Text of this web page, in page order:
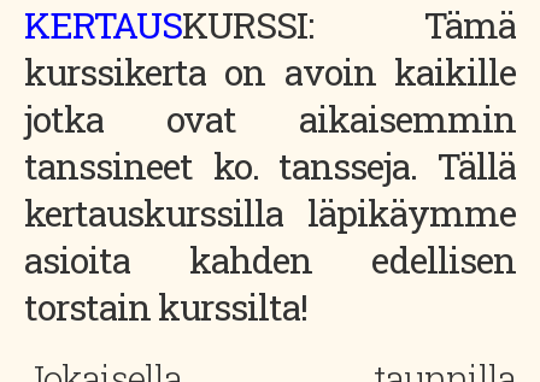
KERTAUSKURSSI: Tämä
kurssikerta on avoin kaikille
jotka ovat aikaisemmin
tanssineet ko. tansseja. Tällä
kertauskurssilla läpikäymme
asioita kahden edellisen
torstain kurssilta!